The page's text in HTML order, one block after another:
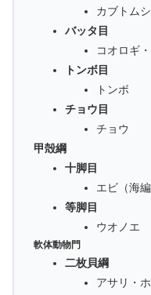
カブトム
バッタ目
コオロギ
トンボ目
トンボ
チョウ目
チョウ
甲殻綱
十脚目
エビ（海
等脚目
ウオノエ
軟体動物門
二枚貝綱
アサリ・